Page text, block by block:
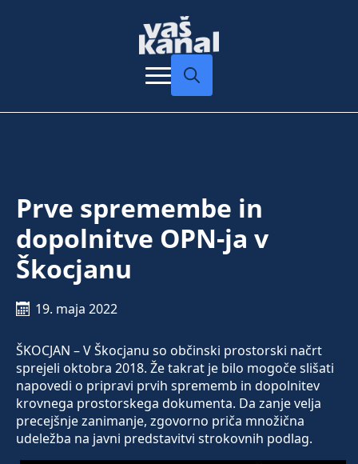
Prve spremembe in
dopolnitve OPN-ja v
Škocjanu
19. maja 2022
ŠKOCJAN – V Škocjanu so občinski prostorski načrt
sprejeli oktobra 2018. Že takrat je bilo mogoče slišati
napovedi o pripravi prvih sprememb in dopolnitev
krovnega prostorskega dokumenta. Da zanje velja
precejšnje zanimanje, zgovorno priča množična
udeležba na javni predstavitvi strokovnih podlag.